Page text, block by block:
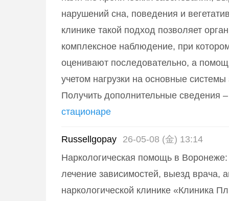
нарушений сна, поведения и
клинике такой подход позволяет
комплексное наблюдение, при
оценивают последовательно, а
учетом нагрузки на основные системы
Получить дополнительные сведения
стационаре
Russellgopay
26-05-08 (金) 13:14
Наркологическая помощь в
лечение зависимостей, выезд врача,
наркологической клинике «Клиника